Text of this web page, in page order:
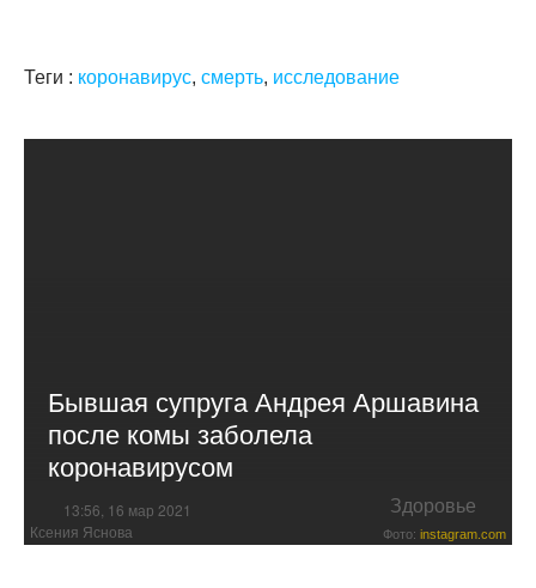
Теги : коронавирус, смерть, исследование
Бывшая супруга Андрея Аршавина
после комы заболела
коронавирусом
13:56, 16 мар 2021 Здоровье
Ксения Яснова Фото: instagram.com